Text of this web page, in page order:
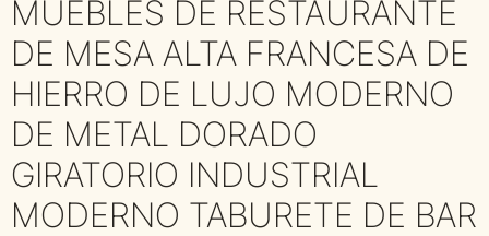
MUEBLES DE RESTAURANTE
DE MESA ALTA FRANCESA DE
HIERRO DE LUJO MODERNO
DE METAL DORADO
GIRATORIO INDUSTRIAL
MODERNO TABURETE DE BAR